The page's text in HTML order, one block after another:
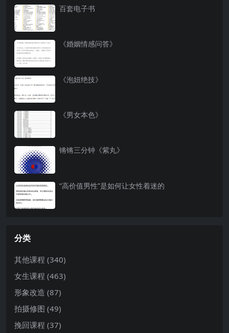
百套电子书
《婚姻情感问答》
《泡妞绝技》
《男女本色》
锵锵三分钟《紫丸》
“高价值男性”是如何让女性着迷的
分类
其他课程 (340)
女生课程 (463)
形象改造 (87)
拍摄修图 (49)
挽回课程 (37)